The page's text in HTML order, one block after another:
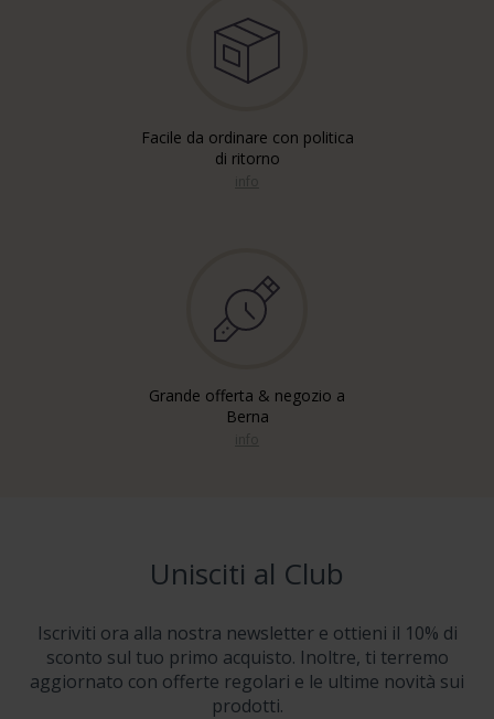
Facile da ordinare con politica
di ritorno
Grande offerta & negozio a
Berna
Unisciti al Club
Iscriviti ora alla nostra newsletter e ottieni il 10% di
sconto sul tuo primo acquisto. Inoltre, ti terremo
aggiornato con offerte regolari e le ultime novità sui
prodotti.